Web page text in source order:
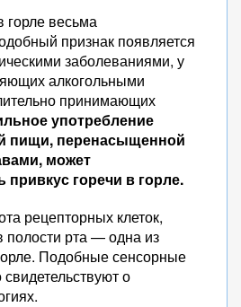
горле весьма
признак появляется
заболеваниями, у
алкогольными
принимающих
употребление
пищи, перенасыщенной
может
привкус горечи в горле.
рецепторных клеток,
рта — одна из
Подобные сенсорные
о